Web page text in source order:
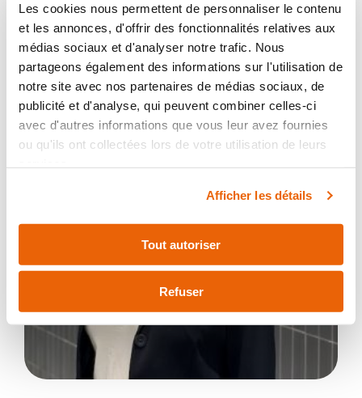
Les cookies nous permettent de personnaliser le contenu
et les annonces, d'offrir des fonctionnalités relatives aux
médias sociaux et d'analyser notre trafic. Nous
partageons également des informations sur l'utilisation de
notre site avec nos partenaires de médias sociaux, de
publicité et d'analyse, qui peuvent combiner celles-ci
avec d'autres informations que vous leur avez fournies
ou qu'ils ont collectées lors de votre utilisation de leurs
Afficher les détails
Tout autoriser
Refuser